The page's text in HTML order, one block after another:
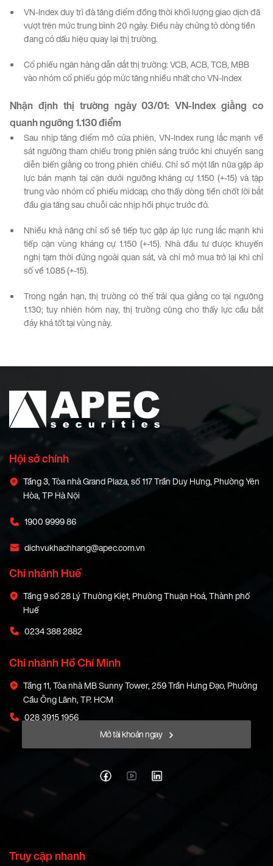
VN-Index duy trì đà tăng điểm đồng thời khối lượng giao dịch đã
vượt trên mức trung bình 20 ngày. Điều này chứng tỏ dòng tiền
đang có dấu hiệu quay lại thị trường.
Cổ phiếu ngân hàng dẫn dắt thị trường: VCB, ACB, TCB, MBB
vào nhóm cổ phiếu góp mức tăng nhiều nhất cho VN-Index
Nhận định thị trường ngày03/01: VN-Index giằng co
quanh ngưỡng 1.130 điểm
Sau nhịp tăng điểm mở cửa phiên, VN-Index rung lắc mạnh về
sát ngưỡng tham chiếu trong phiên sáng trước khi chuyển sang
diễn biến giằng co trong phiên chiều. Chỉ số một lần nữa gặp áp
lực bán mạnh tại cận dưới ngưỡng kháng cự 1.150 (+-15) và tập
trung vào nhóm cổ phiếu midcap, cho thấy dòng tiền chốt lời bắt
đầu gia tăng sau chuỗi các nhịp hồi phục trước đó.
Nhiều khả năng chỉ số sẽ tiếp tục gặp áp lực rung lắc mạnh khi
tiếp cận vùng kháng cự 1.150 (+-15). Nhà đầu tư được khuyến
nghị tạm thời đứng ngoài quan sát, và chỉ mở mua trở lại khi chỉ
số về 1.085 (+-15).
Trong ngắn hạn, thị trường có thể trải qua giằng co tại ngưỡng
1.130; tuy nhiên hôm nay, thị trường cũng cho thấy lực cầu bắt
đáy khá tốt tại vùng này.
Mở tài khoản ngay
Hội sở chính
Tầng 3, Tòa nhà Grand Plaza, số 117 Trần Duy Hưng, Phường Yên
Hòa, TP Hà Nội
1900 9999 86
dichvukhachhang@apec.com.vn
Chi nhánh Huế
Tầng 9 số 28 Lý Thường Kiệt, Phường Thuận Hoá, Thành phố
Huế
0234 388 2882
Chi nhánh Hồ Chí Minh
Tầng 11, Tòa nhà MB Sunny Tower, 259 Trần Hưng Đạo, Phường
Cầu Ông Lãnh, TP. HCM
028 3915 1956
Truy cập nhanh